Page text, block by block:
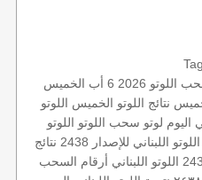
اللوتو 2026 6 أب
الخميس
نتائج اللوتو الخميس اللوتو
اليوم لوتو سحب اللوتو اللوتو
اللبناني للإصدار 2438
نتائج
اللوتو اللبناني أرقام السحب